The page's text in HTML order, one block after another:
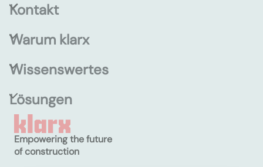
Kontakt
Warum klarx
Wissenswertes
Lösungen
Empowering the future
of construction